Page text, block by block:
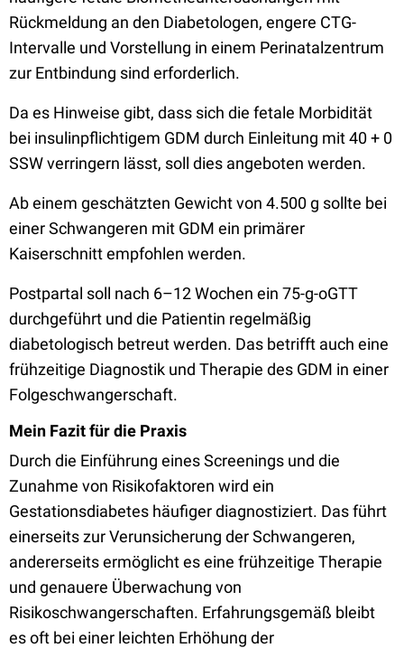
Rückmeldung an den Diabetologen, engere CTG-
Intervalle und Vorstellung in einem Perinatalzentrum
zur Entbindung sind erforderlich.
Da es Hinweise gibt, dass sich die fetale Morbidität
bei insulinpflichtigem GDM durch Einleitung mit 40 + 0
SSW verringern lässt, soll dies angeboten werden.
Ab einem geschätzten Gewicht von 4.500 g sollte bei
einer Schwangeren mit GDM ein primärer
Kaiserschnitt empfohlen werden.
Postpartal soll nach 6–12 Wochen ein 75-g-oGTT
durchgeführt und die Patientin regelmäßig
diabetologisch betreut werden. Das betrifft auch eine
frühzeitige Diagnostik und Therapie des GDM in einer
Folgeschwangerschaft.
Mein Fazit für die Praxis
Durch die Einführung eines Screenings und die
Zunahme von Risikofaktoren wird ein
Gestationsdiabetes häufiger diagnostiziert. Das führt
einerseits zur Verunsicherung der Schwangeren,
andererseits ermöglicht es eine frühzeitige Therapie
und genauere Überwachung von
Risikoschwangerschaften. Erfahrungsgemäß bleibt
es oft bei einer leichten Erhöhung der